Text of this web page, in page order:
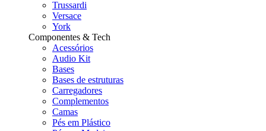
Trussardi
Versace
York
Componentes & Tech
Acessórios
Audio Kit
Bases
Bases de estruturas
Carregadores
Complementos
Camas
Pés em Plástico